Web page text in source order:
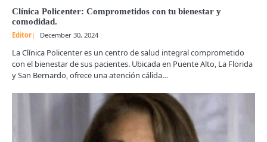
Clínica Policenter: Comprometidos con tu bienestar y
comodidad.
Editor December 30, 2024
La Clínica Policenter es un centro de salud integral comprometido
con el bienestar de sus pacientes. Ubicada en Puente Alto, La Florida
y San Bernardo, ofrece una atención cálida…